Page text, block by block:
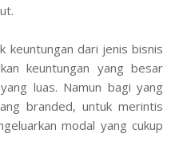
keuntungan dari jenis bisnis
keuntungan yang besar
luas. Namun bagi yang
branded, untuk merintis
modal yang cukup